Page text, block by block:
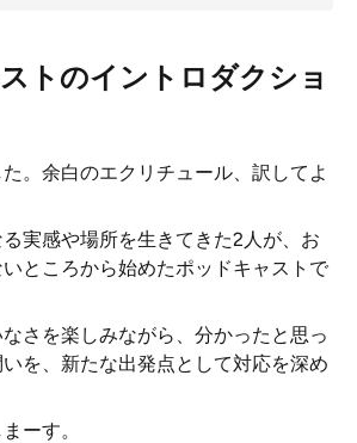
トのイントロダクショ
。余白のエクリチュール、訳してよ
実感や場所を生きてきた2人が、お
ところから始めたポッドキャストで
さを楽しみながら、分かったと思っ
を、新たな出発点として対応を深め
ーす。